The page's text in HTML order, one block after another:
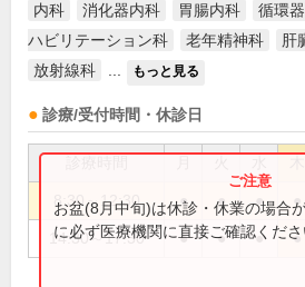
内科 消化器内科 胃腸内科 循環
ハビリテーション科
老年精神科 肝
放射線科
もっと見る
診療/受付時間・休診日
8:30～12:30 ● ● ● ●
14:30～17:30 ● ● ● ●
お盆(8月中旬)は休診・休業の場合
に必ず医療機関に直接ご確認くださ